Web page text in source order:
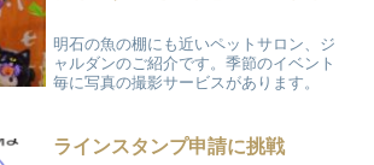
明石の魚の棚にも近いペットサロン、ジ
ャルダンのご紹介です。季節のイベント
毎に写真の撮影サービスがあります。
ラインスタンプ申請に挑戦